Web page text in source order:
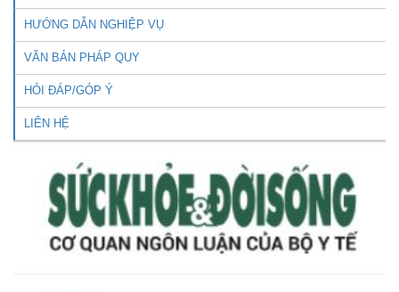
HƯỚNG DẪN NGHIỆP VỤ
VĂN BẢN PHÁP QUY
HỎI ĐÁP/GÓP Ý
LIÊN HỆ